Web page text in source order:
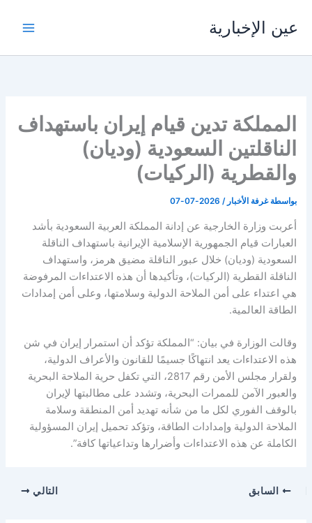
المحتوى
عين الإخبارية
المملكة تدين قيام إيران باستهداف
الناقلتين السعودية (وديان)
والقطرية (الركيات)
بواسطة غرفة الأخبار/
2026-07-07
أعربت وزارة الخارجية عن إدانة المملكة العربية السعودية بأشد
العبارات قيام الجمهورية الإسلامية الإيرانية باستهداف الناقلة
السعودية (وديان) خلال عبور الناقلة مضيق هرمز، واستهداف
الناقلة القطرية (الركيات)، وتأكيدها أن هذه الاعتداءات المرفوضة
هي اعتداء على أمن الملاحة الدولية وسلامتها، وعلى أمن إمدادات
الطاقة العالمية.
وقالت الوزارة في بيان: “المملكة تؤكد أن استمرار إيران في شن
هذه الاعتداءات يعد انتهاكًا جسيمًا للقانون والأعراف الدولية،
ولقرار مجلس الأمن رقم 2817، التي تكفل حرية الملاحة البحرية
والعبور الآمن للممرات البحرية، وتشدد على مطالبتها لإيران
بالوقف الفوري لكل ما من شأنه تهديد أمن المنطقة وسلامة
الملاحة الدولية وإمدادات الطاقة، وتؤكد تحميل إيران المسؤولية
الكاملة عن هذه الاعتداءات وأضرارها وتداعياتها كافة”.
السابق التالي